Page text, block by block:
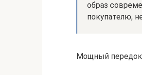
образ
покупателю,
Мощный